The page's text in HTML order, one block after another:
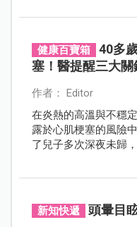
健康百寶箱
40多
塞！醫提醒三大
作者： Editor
在炎熱的高溫與不穩
露於心肌梗塞的風險
了兒子多次深夜未歸
新知快遞 頭暈目